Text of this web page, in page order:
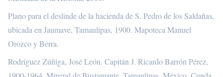
Plano para el deslinde de la hacienda de S. Pedro de los Saldañas,
ubicada en Jaumave, Tamaulipas, 1900. Mapoteca Manuel
Orozco y Berra.
Rodríguez Zúñiga, José León. Capitán J. Ricardo Barrón Pérez,